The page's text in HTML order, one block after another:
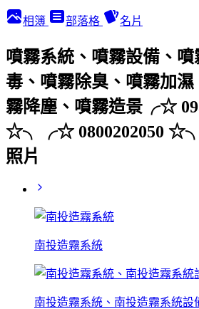
相簿 部落格 名片
噴霧系統、噴霧設備、
毒、噴霧除臭、噴霧加
霧降塵、噴霧造景╭☆
☆╮╭☆ 0800202050 ☆╮
照片
南投造霧系統
南投造霧系統、南投造霧系統設